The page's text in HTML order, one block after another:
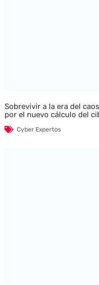
Sobrevivir a la era del
por el nuevo cálculo del
Cyber Expertos